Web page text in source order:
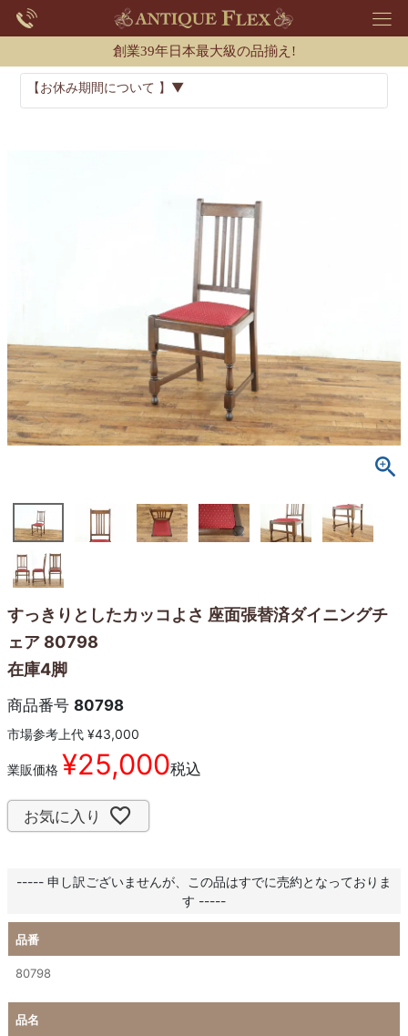
創業39年日本最大級の品揃え!
【お休み期間について 】▼
すっきりとしたカッコよさ 座面張替済ダイニングチ
ェア 80798
在庫4脚
商品番号 80798
市場参考上代 ¥43,000
業販価格 ¥25,000税込
お気に入り
----- 申し訳ございませんが、この品はすでに売約となっておりま
す -----
品番
80798
品名